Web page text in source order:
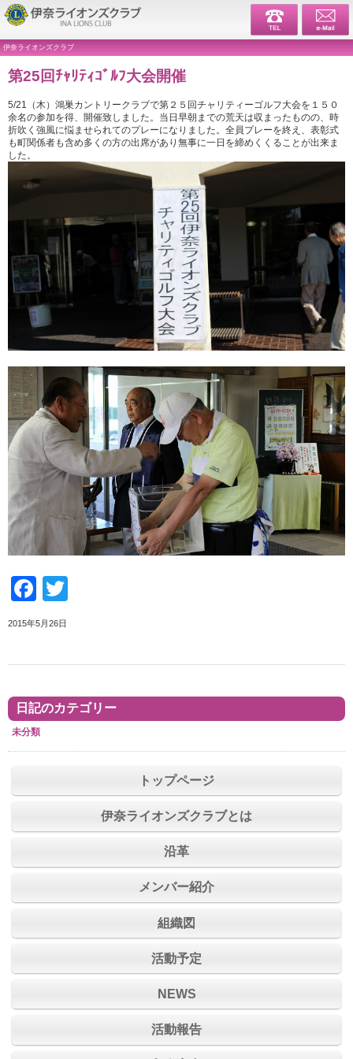
伊奈ライ
伊奈ライオンズクラブ
第25回ﾁｬﾘﾃｨｺﾞﾙﾌ大会開催
5/21（木）鴻巣カントリークラブで第２５回チャリティーゴルフ大会を１５０
余名の参加を得、開催致しました。当日早朝までの荒天は収まったものの、時
折吹く強風に悩ませられてのプレーになりました。全員プレーを終え、表彰式
も町関係者も含め多くの方の出席があり無事に一日を締めくくることが出来ま
した。
Facebook
2015年5月26日
日記のカテゴリー
未分類
トップページ
伊奈ライオンズクラブとは
沿革
メンバー紹介
組織図
活動予定
NEWS
活動報告